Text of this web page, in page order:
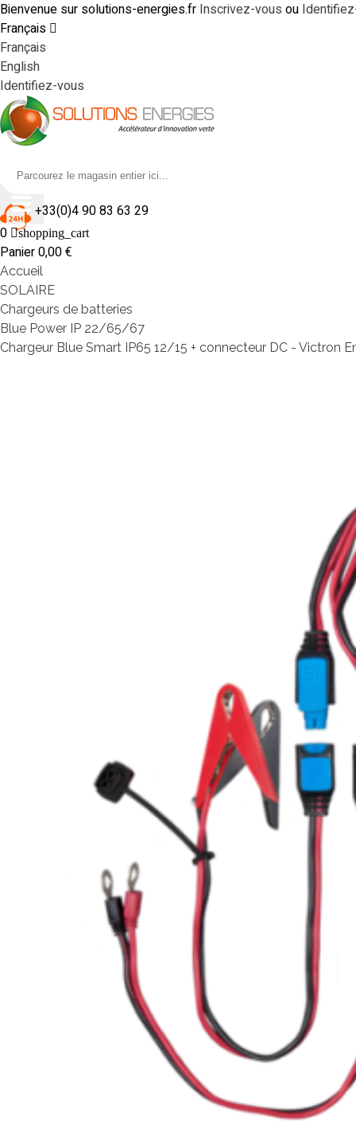
Bienvenue sur solutions-energies.fr Inscrivez-vous ou
Français
Français
English
Identifiez-vous
+33(0)4 90 83 63 29
0
shopping_cart
Panier0,00 €
Accueil
SOLAIRE
Chargeurs de batteries
Blue Power IP 22/65/67
Chargeur Blue Smart IP65 12/15 + connecteur DC - Victron